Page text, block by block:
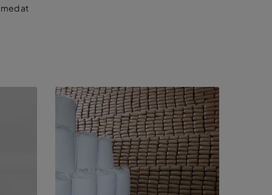
at
VOC,